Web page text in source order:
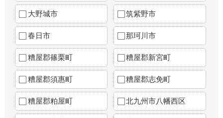
大野城市 筑紫野市
春日市 那珂川市
糟屋郡篠栗町 糟屋郡新宮町
糟屋郡須惠町 糟屋郡志免町
糟屋郡粕屋町 北九州市八幡西区